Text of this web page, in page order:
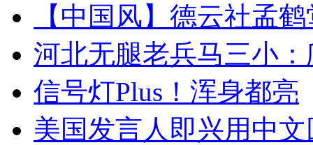
【中国风】德云社孟
河北无腿老兵马三小
信号灯Plus！浑身都亮
美国发言人即兴用中